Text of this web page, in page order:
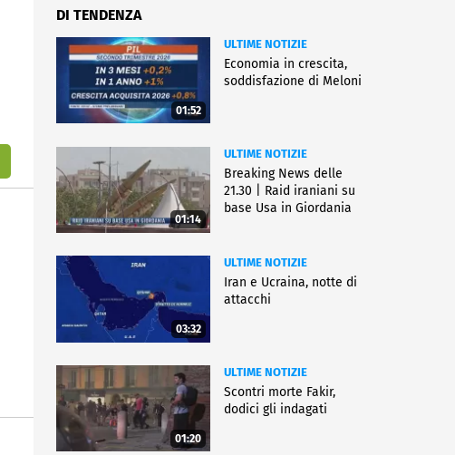
DI TENDENZA
01:52
ULTIME NOTIZIE
Economia in crescita,
soddisfazione di Meloni
01:14
ULTIME NOTIZIE
Breaking News delle
21.30 | Raid iraniani su
base Usa in Giordania
03:32
ULTIME NOTIZIE
Iran e Ucraina, notte di
attacchi
01:20
ULTIME NOTIZIE
Scontri morte Fakir,
dodici gli indagati